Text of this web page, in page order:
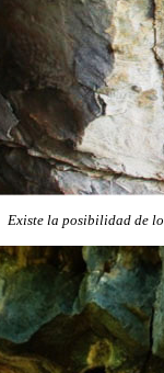
Existe la posibilidad de